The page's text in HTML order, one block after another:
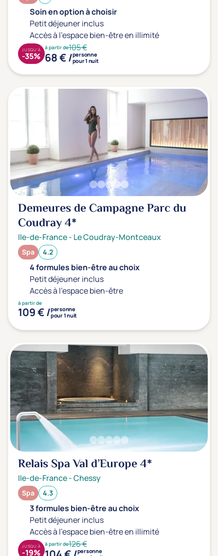
Offres spéciales Solo
Distance de chez vous
Établissements proches de chez moi
Transports & hébergement
Soins sans hébergement
(1)
Offre séjour + vol inclus
(0)
Soin en option à choisir
Petit déjeuner inclus
Accès à l'espace bien-être en illimité
à partir de105 €
68 € /personne
pour 1 nuit
JUSQU'À
-35%
Demeures de Campagne Parc du
Coudray4*
Ile-de-France- Le Coudray-Montceaux
Spa 4.2
4 formules bien-être au choix
Petit déjeuner inclus
Accès à l'espace bien-être
à partir de
109 € /personne
pour 1 nuit
Relais Spa Val d’Europe4*
Ile-de-France-Chessy
Spa 4.3
3 formules bien-être au choix
Petit déjeuner inclus
Accès à l'espace bien-être en illimité
à partir de126 €
personne
JUSQU'À
-19%